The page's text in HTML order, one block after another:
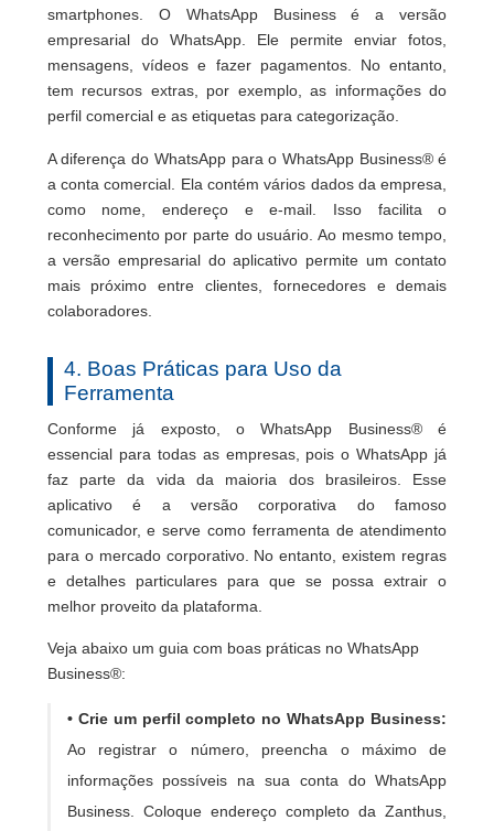
smartphones. O WhatsApp Business é a versão
empresarial do WhatsApp. Ele permite enviar fotos,
mensagens, vídeos e fazer pagamentos. No entanto,
tem recursos extras, por exemplo, as informações do
perfil comercial e as etiquetas para categorização.
A diferença do WhatsApp para o WhatsApp Business® é
a conta comercial. Ela contém vários dados da empresa,
como nome, endereço e e-mail. Isso facilita o
reconhecimento por parte do usuário. Ao mesmo tempo,
a versão empresarial do aplicativo permite um contato
mais próximo entre clientes, fornecedores e demais
colaboradores.
4. Boas Práticas para Uso da
Ferramenta
Conforme já exposto, o WhatsApp Business® é
essencial para todas as empresas, pois o WhatsApp já
faz parte da vida da maioria dos brasileiros. Esse
aplicativo é a versão corporativa do famoso
comunicador, e serve como ferramenta de atendimento
para o mercado corporativo. No entanto, existem regras
e detalhes particulares para que se possa extrair o
melhor proveito da plataforma.
Veja abaixo um guia com boas práticas no WhatsApp
Business®:
• Crie um perfil completo no WhatsApp Business:
Ao registrar o número, preencha o máximo de
informações possíveis na sua conta do WhatsApp
Business. Coloque endereço completo da Zanthus,